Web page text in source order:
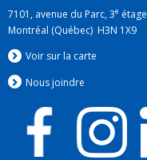
7101, avenue du Parc, 3e étage
Montréal (Québec) H3N 1X9
Voir sur la carte
Nous joindre